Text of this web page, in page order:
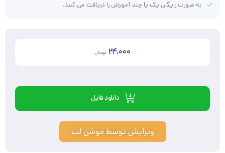
به صورت رایگان یک یا چند آموزش را دریافت می کنید.
24,000 تومان
دانلود فایل
ویرایش توسط موشن لب